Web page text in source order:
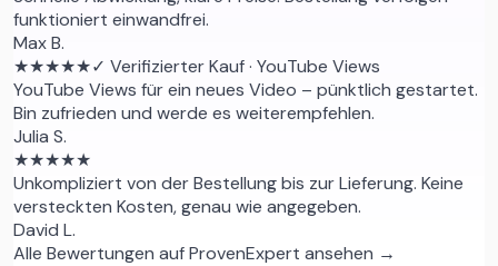
funktioniert einwandfrei.
Max B.
★★★★★✓ Verifizierter Kauf· YouTube Views
YouTube Views für ein neues Video – pünktlich gestartet.
Bin zufrieden und werde es weiterempfehlen.
Julia S.
★★★★★
Unkompliziert von der Bestellung bis zur Lieferung. Keine
versteckten Kosten, genau wie angegeben.
David L.
Alle Bewertungen auf ProvenExpert ansehen →